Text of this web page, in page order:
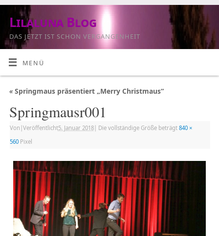
Lilaluna Blog
DAS JETZT IST SCHON VERGANGENHEIT
MENÜ
«Springmaus präsentiert „Merry Christmaus“
Springmausr001
Von Veröffentlicht5. Januar 2018| Die vollständige Größe beträgt 840 ×
560Pixel